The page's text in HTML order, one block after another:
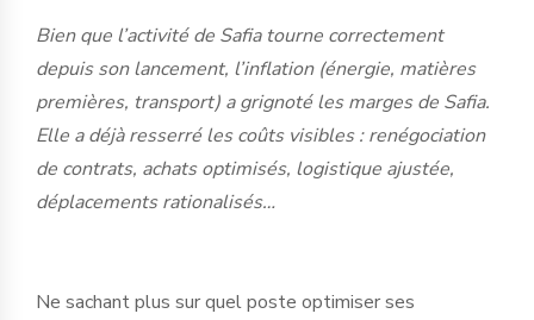
Bien que l’activité de Safia tourne correctement
depuis son lancement, l’inflation (énergie, matières
premières, transport) a grignoté les marges de Safia.
Elle a déjà resserré les coûts visibles : renégociation
de contrats, achats optimisés, logistique ajustée,
déplacements rationalisés…
Ne sachant plus sur quel poste optimiser ses